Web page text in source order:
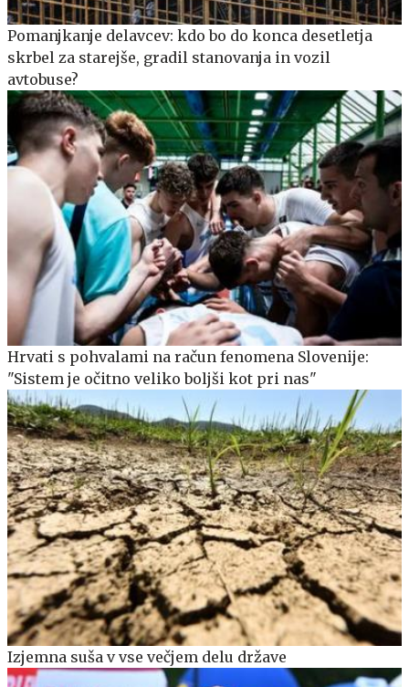
Pomanjkanje delavcev: kdo bo do konca desetletja
skrbel za starejše, gradil stanovanja in vozil
avtobuse?
Hrvati s pohvalami na račun fenomena Slovenije:
"Sistem je očitno veliko boljši kot pri nas"
Izjemna suša v vse večjem delu države